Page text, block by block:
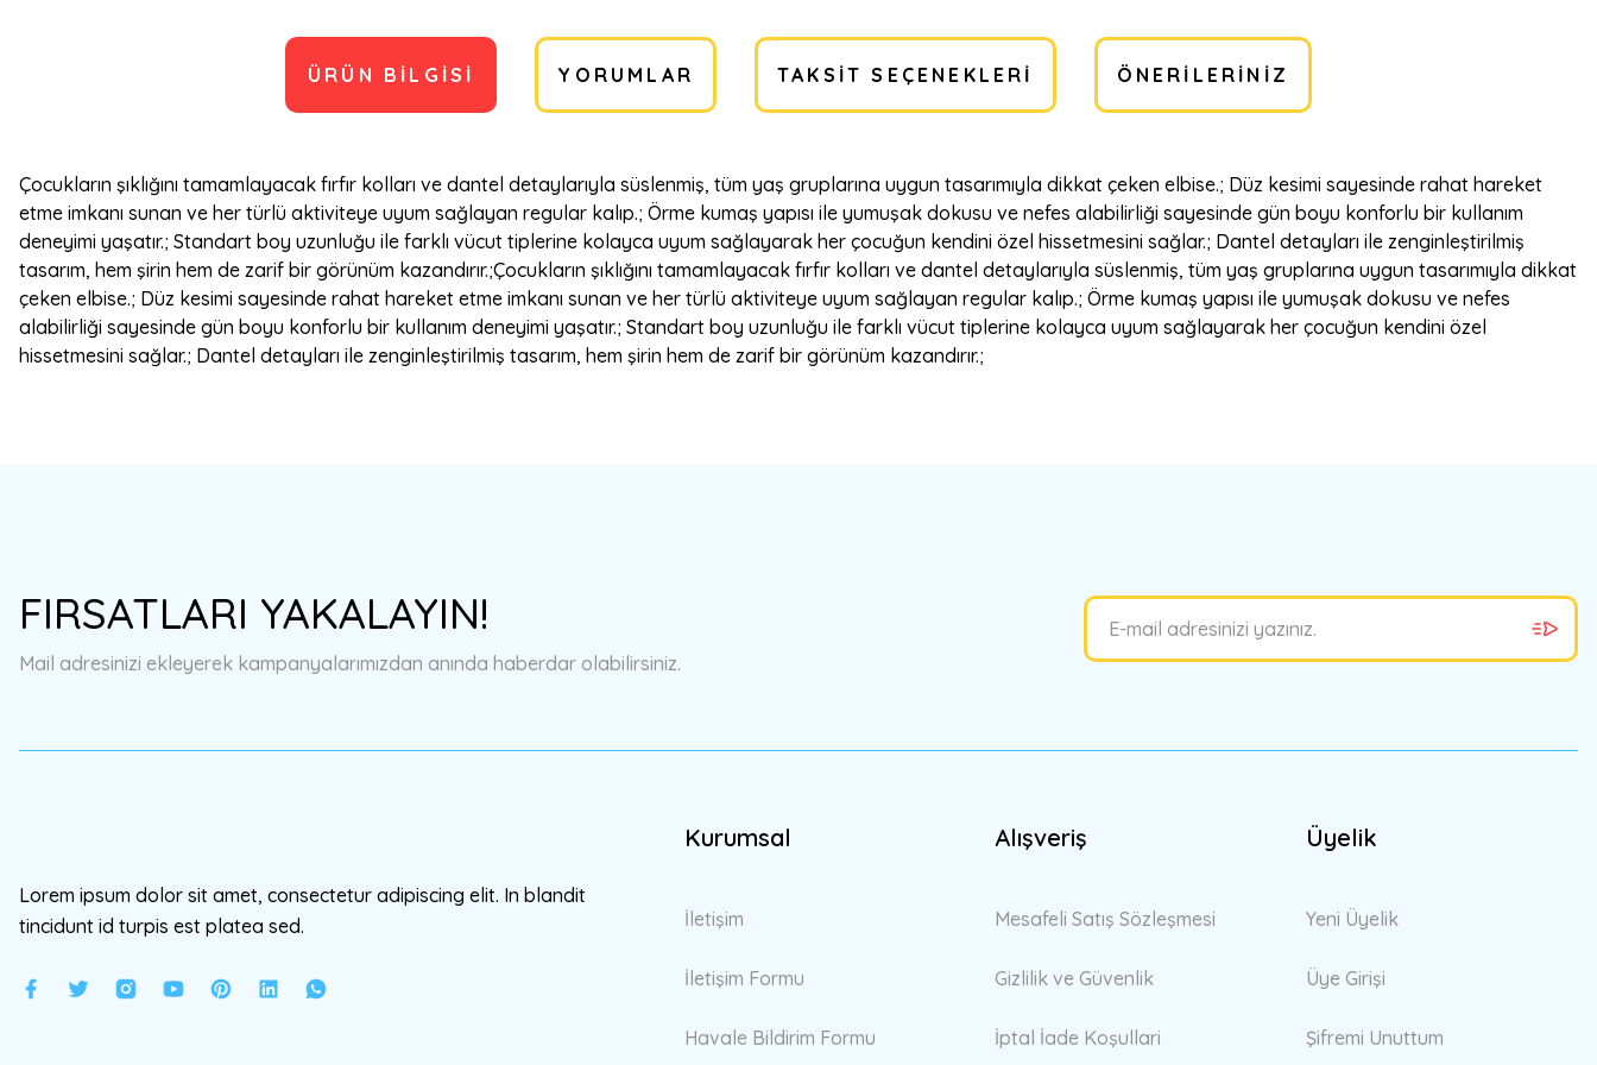
ÜRÜN BILGISI YORUMLAR TAKSIT SEÇENEKLERI ÖNERILERINIZ
Çocukların şıklığını tamamlayacak fırfır kolları ve dantel detaylarıyla süslenmiş, tüm yaş gruplarına uygun tasarımıyla dikkat çeken elbise.; Düz kesimi sayesinde rahat hareket
etme imkanı sunan ve her türlü aktiviteye uyum sağlayan regular kalıp.; Örme kumaş yapısı ile yumuşak dokusu ve nefes alabilirliği sayesinde gün boyu konforlu bir kullanım
deneyimi yaşatır.; Standart boy uzunluğu ile farklı vücut tiplerine kolayca uyum sağlayarak her çocuğun kendini özel hissetmesini sağlar.; Dantel detayları ile zenginleştirilmiş
tasarım, hem şirin hem de zarif bir görünüm kazandırır.;Çocukların şıklığını tamamlayacak fırfır kolları ve dantel detaylarıyla süslenmiş, tüm yaş gruplarına uygun tasarımıyla dikkat
çeken elbise.; Düz kesimi sayesinde rahat hareket etme imkanı sunan ve her türlü aktiviteye uyum sağlayan regular kalıp.; Örme kumaş yapısı ile yumuşak dokusu ve nefes
alabilirliği sayesinde gün boyu konforlu bir kullanım deneyimi yaşatır.; Standart boy uzunluğu ile farklı vücut tiplerine kolayca uyum sağlayarak her çocuğun kendini özel
hissetmesini sağlar.; Dantel detayları ile zenginleştirilmiş tasarım, hem şirin hem de zarif bir görünüm kazandırır.;
Ürün açıklamasında eksik bilgiler bulunuyor.
Ürün fiyatı diğer sitelerden daha pahalı.
FIRSATLARI YAKALAYIN!
Mail adresinizi ekleyerek kampanyalarımızdan anında haberdar olabilirsiniz.
Lorem ipsum dolor sit amet, consectetur adipiscing elit. In blandit
tincidunt id turpis est platea sed.
Kurumsal
İletişim
İletişim Formu
Havale Bildirim Formu
Alışveriş
Mesafeli Satış Sözleşmesi
Gizlilik ve Güvenlik
İptal İade Koşullari
Üyelik
Yeni Üyelik
Üye Girişi
Şifremi Unuttum